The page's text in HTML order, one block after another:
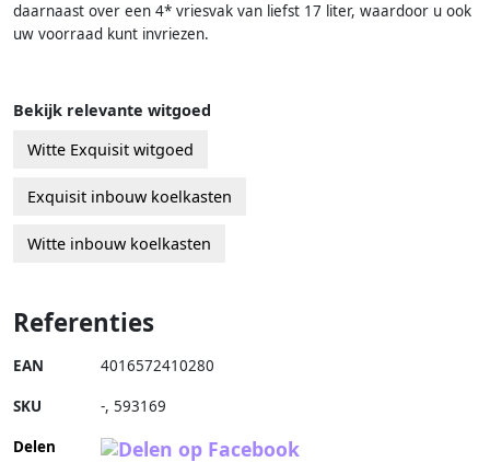
daarnaast over een 4* vriesvak van liefst 17 liter, waardoor u ook
uw voorraad kunt invriezen.
Bekijk relevante witgoed
Witte Exquisit witgoed
Exquisit inbouw koelkasten
Witte inbouw koelkasten
Referenties
EAN 4016572410280
SKU -, 593169
Delen